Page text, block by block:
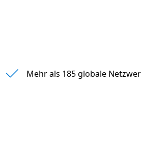
Mehr als 185 globale